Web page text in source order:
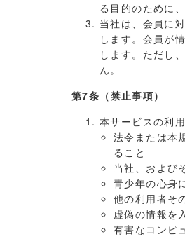
る目的のために
当社は、会員に
します。会員が
します。ただし
ん。
第7条（禁止事項）
本サービスの利
法令または本
ること
当社、および
青少年の心身
他の利用者そ
虚偽の情報を
有害なコンピ